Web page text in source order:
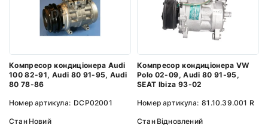
Компресор кондиціонера Audi
100 82-91, Audi 80 91-95, Audi
80 78-86
Номер артикула: DCP02001
Стан Новий
Компресор кондиціонера VW
Polo 02-09, Audi 80 91-95,
SEAT Ibiza 93-02
Номер артикула: 81.10.39.001 R
Стан Відновлений